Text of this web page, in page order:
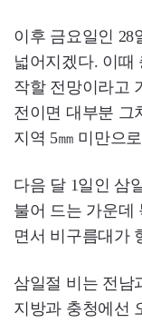
이후 금요일인 28
넓어지겠다. 이때
작할 전망이라고
전이면 대부분 그
지역 5㎜ 미만으
다음 달 1일인 삼
불어 드는 가운데
면서 비구름대가
삼일절 비는 전남
지방과 충청에선